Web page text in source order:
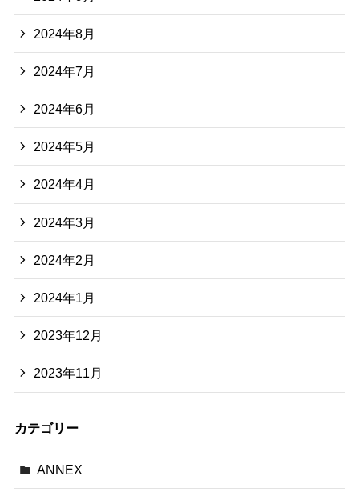
2024年8月
2024年7月
2024年6月
2024年5月
2024年4月
2024年3月
2024年2月
2024年1月
2023年12月
2023年11月
カテゴリー
ANNEX